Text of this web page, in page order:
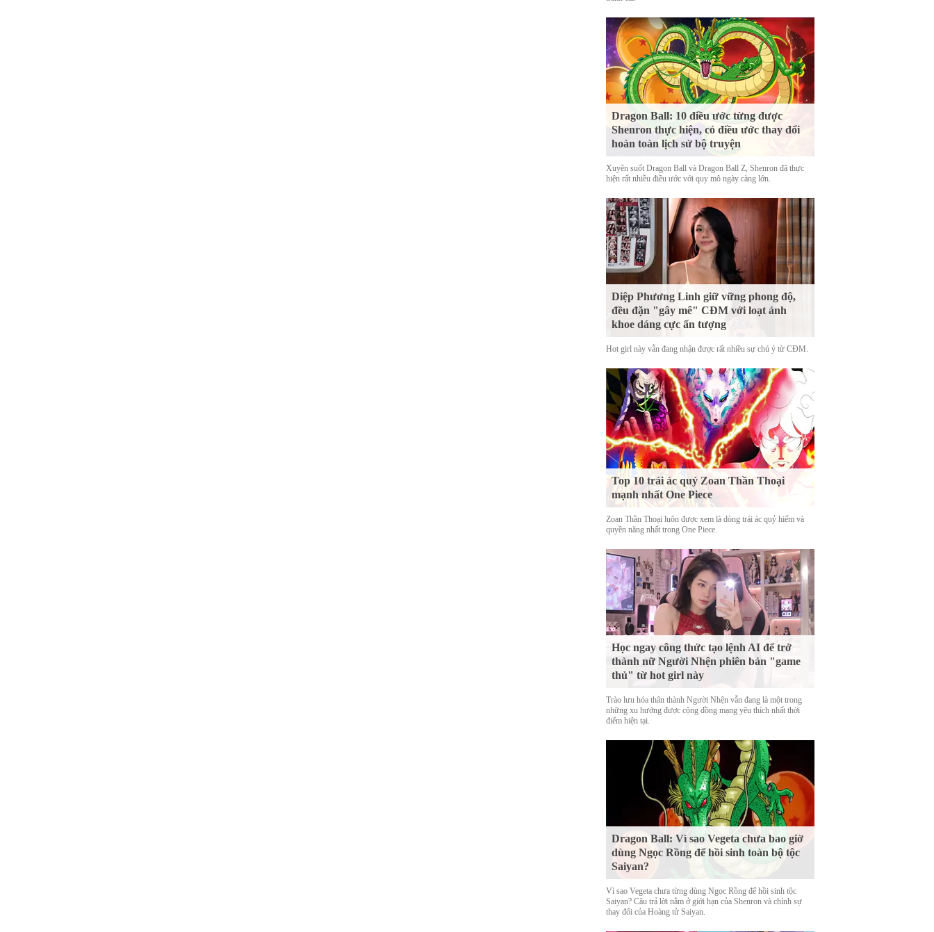
Dragon Ball: 10 điều ước từng được
Shenron thực hiện, có điều ước thay đổi
hoàn toàn lịch sử bộ truyện
Xuyên suốt Dragon Ball và Dragon Ball Z, Shenron đã thực
hiện rất nhiều điều ước với quy mô ngày càng lớn.
Diệp Phương Linh giữ vững phong độ,
đều đặn "gây mê" CĐM với loạt ảnh
khoe dáng cực ấn tượng
Hot girl này vẫn đang nhận được rất nhiều sự chú ý từ CĐM.
Top 10 trái ác quỷ Zoan Thần Thoại
mạnh nhất One Piece
Zoan Thần Thoại luôn được xem là dòng trái ác quỷ hiếm và
quyền năng nhất trong One Piece.
Học ngay công thức tạo lệnh AI để trở
thành nữ Người Nhện phiên bản "game
thủ" từ hot girl này
Trào lưu hóa thân thành Người Nhện vẫn đang là một trong
những xu hướng được cộng đồng mạng yêu thích nhất thời
điểm hiện tại.
Dragon Ball: Vì sao Vegeta chưa bao giờ
dùng Ngọc Rồng để hồi sinh toàn bộ tộc
Saiyan?
Vì sao Vegeta chưa từng dùng Ngọc Rồng để hồi sinh tộc
Saiyan? Câu trả lời nằm ở giới hạn của Shenron và chính sự
thay đổi của Hoàng tử Saiyan.